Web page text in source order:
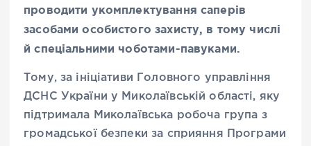
проводити укомплектування саперів
засобами особистого захисту, в тому числі
й спеціальними чоботами-павуками.
Тому, за ініціативи Головного управління
ДСНС України у Миколаївській області, яку
підтримала Миколаївська робоча група з
громадської безпеки за сприяння Програми